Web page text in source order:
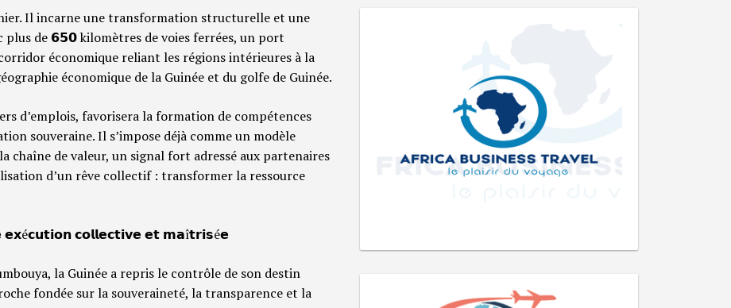
Il incarne une transformation structurelle et une
de 𝟲𝟱𝟬 kilomètres de voies ferrées, un port
économique reliant les régions intérieures à la
économique de la Guinée et du golfe de Guinée.
d’emplois, favorisera la formation de compétences
souveraine. Il s’impose déjà comme un modèle
chaîne de valeur, un signal fort adressé aux partenaires
d’un rêve collectif : transformer la ressource
𝗰𝗼𝗹𝗹𝗲𝗰𝘁𝗶𝘃𝗲 𝗲𝘁 𝗺𝗮î𝘁𝗿𝗶𝘀é𝗲
la Guinée a repris le contrôle de son destin
fondée sur la souveraineté, la transparence et la